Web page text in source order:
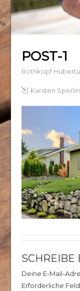
POST-1
Rothkopf
Karsten
SCHREIBE
Deine E-Mail-
Erforderliche